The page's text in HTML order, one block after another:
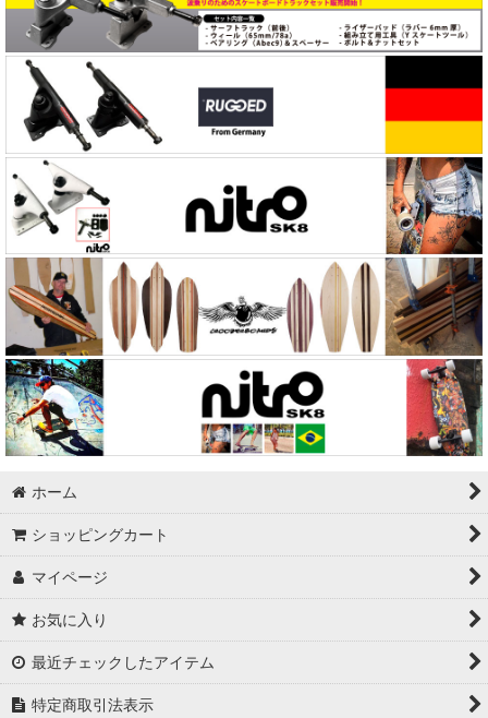
ホーム
ショッピングカート
マイページ
お気に入り
最近チェックしたアイテム
特定商取引法表示